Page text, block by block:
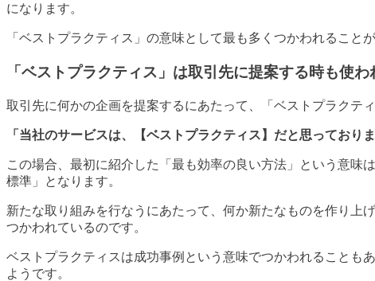
になります。
「ベストプラクティス」の意味として最も多くつかわれること
「ベストプラクティス」は取引先に提案する時も使わ
取引先に何かの企画を提案するにあたって、「ベストプラクテ
「当社のサービスは、【ベストプラクティス】だと思っておりま
この場合、最初に紹介した「最も効率の良い方法」という意味
標準」となります。
新たな取り組みを行なうにあたって、何か新たなものを作り上
つかわれているのです。
ベストプラクティスは成功事例という意味でつかわれることも
ようです。